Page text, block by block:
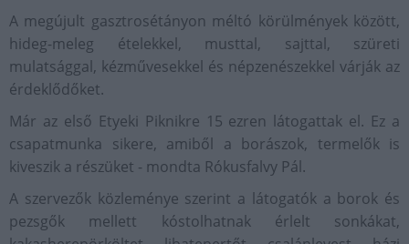
A megújult gasztrosétányon méltó körülmények között,
hideg-meleg ételekkel, musttal, sajttal, szüreti
mulatsággal, kézművesekkel és népzenészekkel várják az
érdeklődőket.
Már az első Etyeki Piknikre 15 ezren látogattak el. Ez a
csapatmunka sikere, amiből a borászok, termelők is
kiveszik a részüket - mondta Rókusfalvy Pál.
A szervezők közleménye szerint a látogatók a borok és
pezsgők mellett kóstolhatnak érlelt sonkákat,